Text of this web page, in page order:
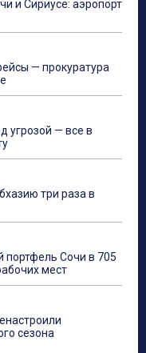
и Сириусе: аэропорт
— прокуратура
угрозой — все в
три раза в
Сочи в 705
мест
сезона